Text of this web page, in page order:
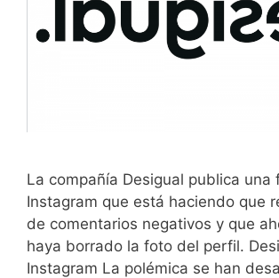
La compañía Desigual publica una
Instagram que está haciendo que
de comentarios negativos y que
haya borrado la foto del perfil.
Instagram La polémica se han